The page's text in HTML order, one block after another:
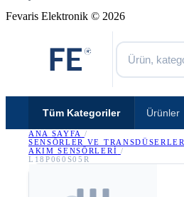
Fevaris Elektronik © 2026
Tüm Kategoriler Ürünler
ANA SAYFA /
SENSÖRLER VE TRANSDÜSERLER
AKIM SENSÖRLERI /
L18P060S05R